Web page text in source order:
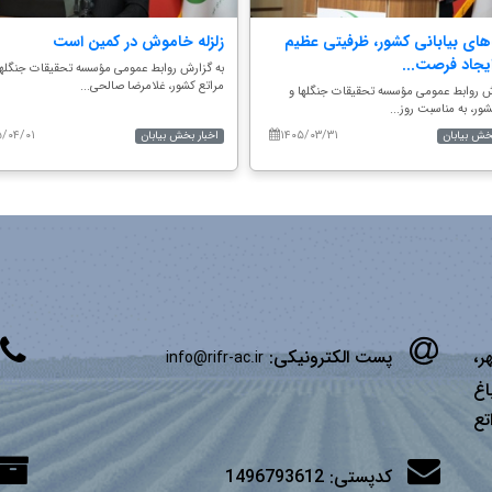
زلزله خاموش در کمین است
به گزارش روابط عمومی مؤسسه تحقیقات
مراتع کشور، غلامرضا صالحی...
۱۴۰۵/ اخبار بخش بیابان
بیابانی کشور، ظرفیتی عظیم
فرصت...
روابط عمومی مؤسسه تحقیقات جنگلها و
به مناسبت روز...
۱۴۰۵/۰۳/۳۱
بیابان
پست الکترونیکی:info@rifr-ac.ir
کدپستی:1496793612